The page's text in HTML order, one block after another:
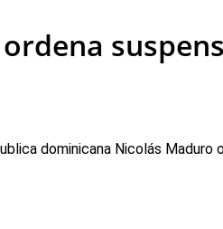
dominicana Nicolás Maduro